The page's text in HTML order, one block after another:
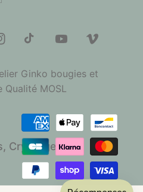
TikTok YouTubeVimeo
Ginko bougies et
MOSL
Cryptage SSL
Moyens
de
paiement